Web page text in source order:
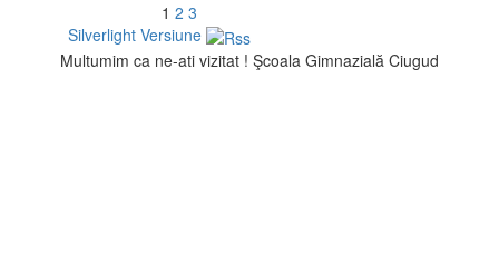
1 2 3
Silverlight Versiune
Multumim ca ne-ati vizitat ! Şcoala Gimnazială Ciugud